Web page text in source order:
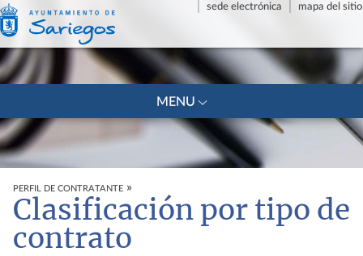
sede electrónica mapa del sitio
MENU +
PERFIL DE CONTRATANTE »
Clasificación por tipo de
contrato